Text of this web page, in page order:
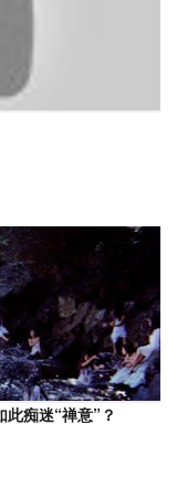
此痴迷“禅意”？